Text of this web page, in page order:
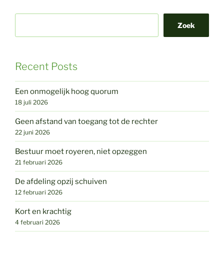
Zoek
Recent Posts
Een onmogelijk hoog quorum
18 juli 2026
Geen afstand van toegang tot de rechter
22 juni 2026
Bestuur moet royeren, niet opzeggen
21 februari 2026
De afdeling opzij schuiven
12 februari 2026
Kort en krachtig
4 februari 2026